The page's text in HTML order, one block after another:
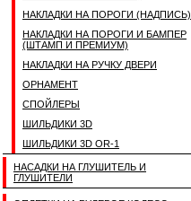
НАКЛАДКИ НА ПОРОГИ (НАДПИСЬ)
НАКЛАДКИ НА ПОРОГИ И БАМПЕР
(ШТАМП И ПРЕМИУМ)
НАКЛАДКИ НА РУЧКУ ДВЕРИ
ОРНАМЕНТ
СПОЙЛЕРЫ
ШИЛЬДИКИ 3D
ШИЛЬДИКИ 3D OR-1
НАСАДКИ НА ГЛУШИТЕЛЬ И
ГЛУШИТЕЛИ